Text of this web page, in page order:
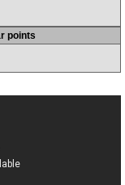
points